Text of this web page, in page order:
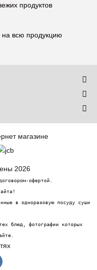
продуктов
всю продукцию
магазине
2026
офертой.
в одноразовую посуду суши
блюд, фотографии которых